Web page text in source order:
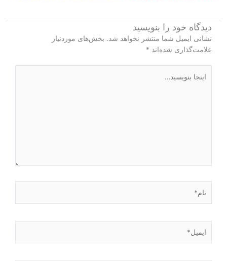
دیدگاه‌ خود را بنویسید
نشانی ایمیل شما منتشر نخواهد شد. بخش‌های موردنیاز
علامت‌گذاری شده‌اند *
بنویسید…